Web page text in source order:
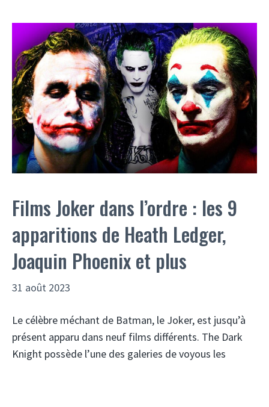
Films Joker dans l’ordre : les 9
apparitions de Heath Ledger,
Joaquin Phoenix et plus
31 août 2023
Le célèbre méchant de Batman, le Joker, est jusqu’à
présent apparu dans neuf films différents. The Dark
Knight possède l’une des galeries de voyous les